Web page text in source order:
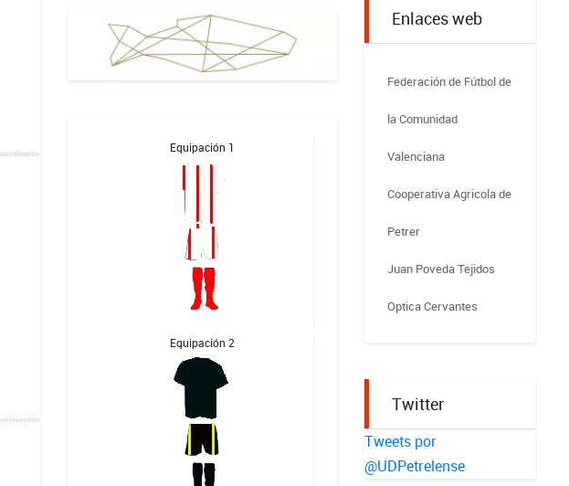
Equipación 1
Equipación 2
Enlaces web
Federación de Fútbol de
la Comunidad
Valenciana
Cooperativa Agricola de
Petrer
Juan Poveda Tejidos
Optica Cervantes
Twitter
Tweets por
@UDPetrelense